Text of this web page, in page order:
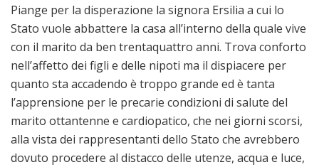
Piange per la disperazione la signora Ersilia a cui lo
Stato vuole abbattere la casa all’interno della quale vive
con il marito da ben trentaquattro anni. Trova conforto
nell’affetto dei figli e delle nipoti ma il dispiacere per
quanto sta accadendo è troppo grande ed è tanta
l’apprensione per le precarie condizioni di salute del
marito ottantenne e cardiopatico, che nei giorni scorsi,
alla vista dei rappresentanti dello Stato che avrebbero
dovuto procedere al distacco delle utenze, acqua e luce,